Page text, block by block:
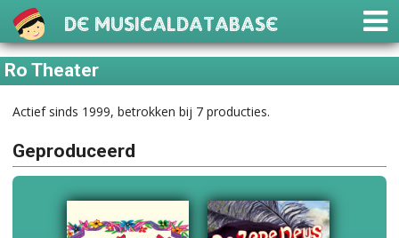
De Musicaldatabase
Ro Theater
Actief sinds 1999, betrokken bij 7 producties.
Geproduceerd